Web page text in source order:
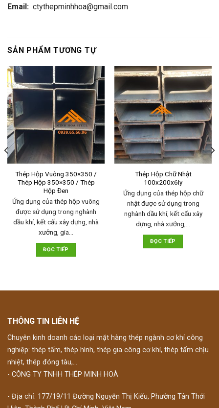
Email: ctythepminhhoa@gmail.com
SẢN PHẨM TƯƠNG TỰ
Thép Hộp Vuông 350×350 /
Thép Hộp 350×350 / Thép
Hộp Đen
Ứng dụng của thép hộp vuông
được sử dụng trong nghành
dầu khí, kết cấu xây dựng, nhà
xưởng, gia…
ĐỌC TIẾP
Thép Hộp Chữ Nhật
100x200x6ly
Ứng dụng của thép hộp chữ
nhật được sử dụng trong
nghành dầu khí, kết cấu xây
dựng, nhà xưởng,…
ĐỌC TIẾP
THÔNG TIN LIÊN HỆ
Chuyên kinh doanh các loại mặt hàng thép ngành cơ khí công
nghiệp: thép tấm, thép hình, thép gia công cơ khí, thép tấm chịu
nhiệt, thép đóng tàu,...
- CÔNG TY TNHH THÉP MINH HOÀ
- Địa chỉ: 177/19/11 Đường Nguyễn Thị Kiểu, Phường Tân Thới